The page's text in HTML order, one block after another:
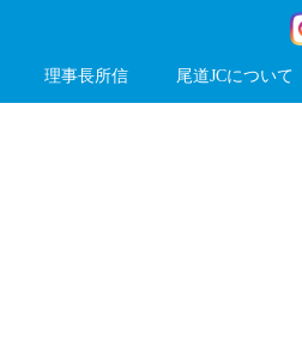
理事長所信 尾道JCについて